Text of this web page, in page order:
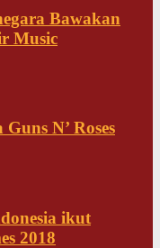
Bawakan
Music
N’ Roses
ikut
2018